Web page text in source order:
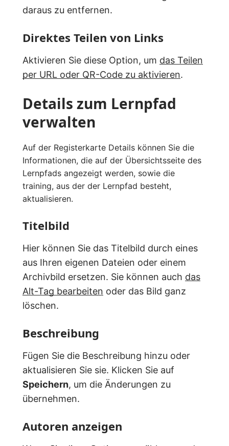
daraus zu entfernen.
Direktes Teilen von Links
Aktivieren Sie diese Option, um das Teilen
per URL oder QR-Code zu aktivieren.
Details zum Lernpfad
verwalten
Auf der Registerkarte Details können Sie die
Informationen, die auf der Übersichtsseite des
Lernpfads angezeigt werden, sowie die
training, aus der der Lernpfad besteht,
aktualisieren.
Titelbild
Hier können Sie das Titelbild durch eines
aus Ihren eigenen Dateien oder einem
Archivbild ersetzen. Sie können auch das
Alt-Tag bearbeiten oder das Bild ganz
löschen.
Beschreibung
Fügen Sie die Beschreibung hinzu oder
aktualisieren Sie sie. Klicken Sie auf
Speichern, um die Änderungen zu
übernehmen.
Autoren anzeigen